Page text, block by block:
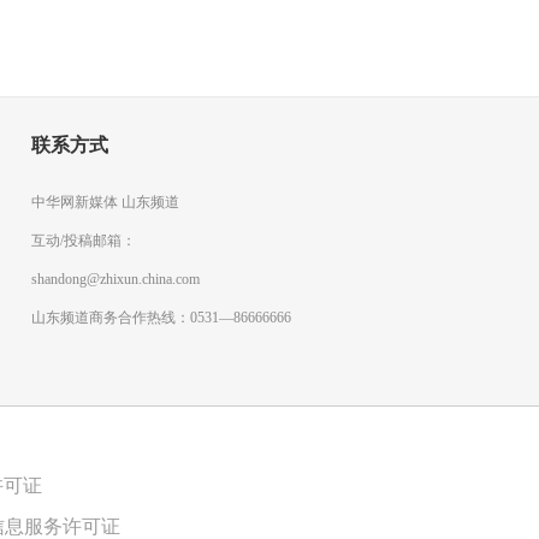
联系方式
中华网新媒体 山东频道
互动/投稿邮箱：
shandong@zhixun.china.com
山东频道商务合作热线：0531—86666666
证
服务许可证